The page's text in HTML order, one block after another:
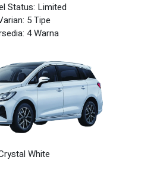
Status: Limited
5 Tipe
4 Warna
White